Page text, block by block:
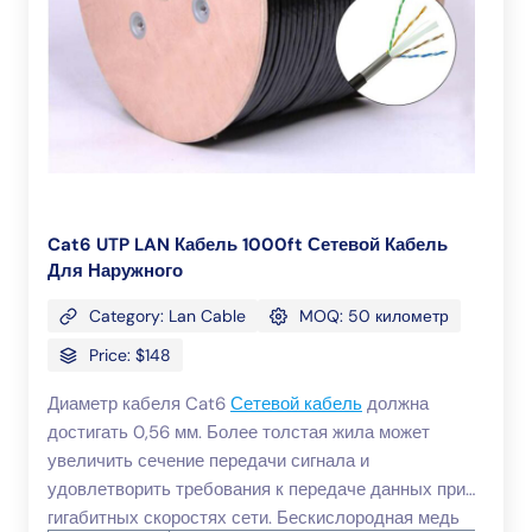
Cat6 UTP LAN Кабель 1000ft Сетевой Кабель
Для Наружного
Category: Lan Cable
MOQ: 50 километр
Price: $148
Диаметр кабеля Cat6 Сетевой кабель должна
достигать 0,56 мм. Более толстая жила может
увеличить сечение передачи сигнала и
удовлетворить требования к передаче данных при
гигабитных скоростях сети. Бескислородная медь